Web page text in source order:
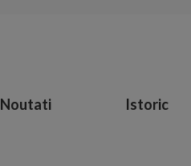
Noutati Istoric